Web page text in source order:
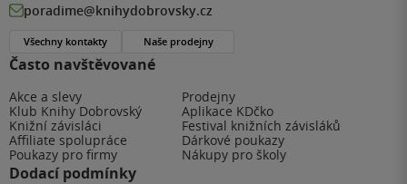
Často navštěvované
Akce a slevy
Prodejny
Klub Knihy Dobrovský
Aplikace KDčko
Knižní závisláci
Festival knižních závisláků
Affiliate spolupráce
Dárkové poukazy
Poukazy pro firmy
Nákupy pro školy
Dodací podmínky
poradime@knihydobrovsky.cz
Všechny kontakty Naše prodejny